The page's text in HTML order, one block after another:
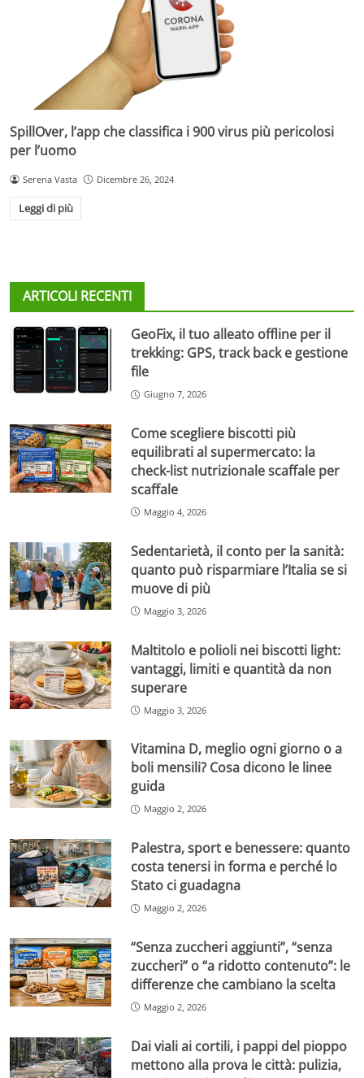
SpillOver, l’app che classifica i 900 virus più pericolosi
per l’uomo
Serena Vasta Dicembre 26, 2024
Leggi di più
ARTICOLI RECENTI
GeoFix, il tuo alleato offline per il
trekking: GPS, track back e gestione
file
Giugno 7, 2026
Come scegliere biscotti più
equilibrati al supermercato: la
check-list nutrizionale scaffale per
scaffale
Maggio 4, 2026
Sedentarietà, il conto per la sanità:
quanto può risparmiare l’Italia se si
muove di più
Maggio 3, 2026
Maltitolo e polioli nei biscotti light:
vantaggi, limiti e quantità da non
superare
Maggio 3, 2026
Vitamina D, meglio ogni giorno o a
boli mensili? Cosa dicono le linee
guida
Maggio 2, 2026
Palestra, sport e benessere: quanto
costa tenersi in forma e perché lo
Stato ci guadagna
Maggio 2, 2026
“Senza zuccheri aggiunti”, “senza
zuccheri” o “a ridotto contenuto”: le
differenze che cambiano la scelta
Maggio 2, 2026
Dai viali ai cortili, i pappi del pioppo
mettono alla prova le città: pulizia,